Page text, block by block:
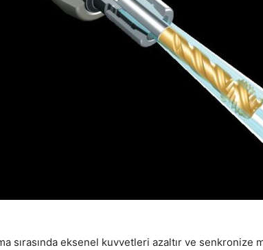
sırasında eksenel kuvvetleri azaltır ve senkronize